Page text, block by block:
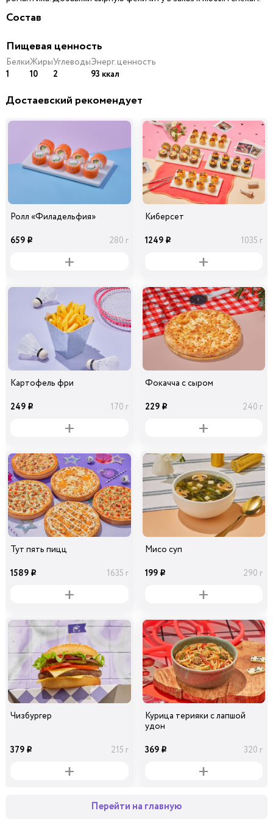
Состав
Пищевая ценность
Белки
1
Жиры
10
Углеводы
2
Энерг. ценность
93 ккал
Достаевский рекомендует
Ролл «Филадельфия»
659 i 280 г
Киберсет
1249 i 1035 г
Картофель фри
249 i 170 г
Фокачча с сыром
229 i 240 г
Тут пять пицц
1589 i 1635 г
Мисо суп
199 i 290 г
Чизбургер
379 i 215 г
Курица терияки с лапшой
удон
369 i 320 г
Перейти на главную